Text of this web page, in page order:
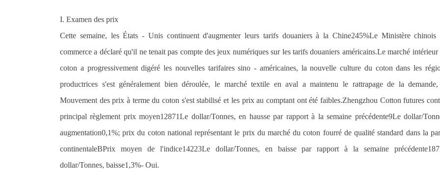
I. Examen des prix
Cette semaine, les États - Unis continuent d'augmenter leurs tarifs douaniers à la Chine245%Le Ministère chinois
commerce a déclaré qu'il ne tenait pas compte des jeux numériques sur les tarifs douaniers américains.Le marché intérieur
coton a progressivement digéré les nouvelles tarifaires sino - américaines, la nouvelle culture du coton dans les
productrices s'est généralement bien déroulée, le marché textile en aval a maintenu le rattrapage de la
Mouvement des prix à terme du coton s'est stabilisé et les prix au comptant ont été faibles.Zhengzhou Cotton futures
principal règlement prix moyen12871Le dollar/Tonnes, en hausse par rapport à la semaine précédente9Le dollar/
augmentation0,1%; prix du coton national représentant le prix du marché du coton fourré de qualité standard dans la
continentaleBPrix moyen de l'indice14223Le dollar/Tonnes, en baisse par rapport à la semaine précédente187
dollar/Tonnes, baisse1,3%- Oui.